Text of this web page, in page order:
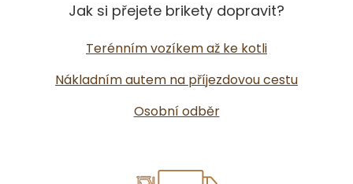
Jak si přejete brikety dopravit?
Terénním vozíkem až ke kotli
Nákladním autem na příjezdovou cestu
Osobní odběr